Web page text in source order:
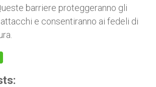
barriere proteggeranno gli
e consentiranno ai fedeli di